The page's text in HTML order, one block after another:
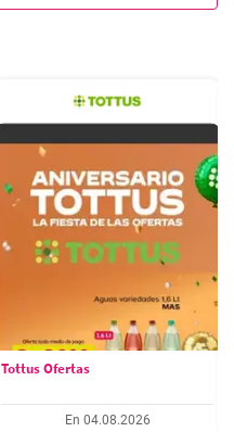
Tottus Ofertas
En 04.08.2026